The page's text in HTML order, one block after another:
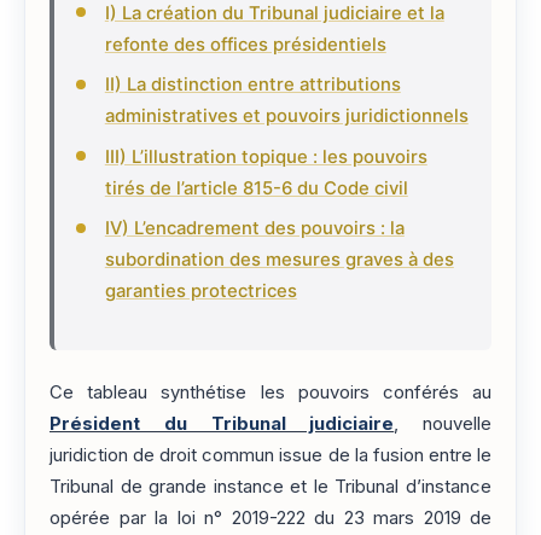
I) La création du Tribunal judiciaire et la
refonte des offices présidentiels
II) La distinction entre attributions
administratives et pouvoirs juridictionnels
III) L’illustration topique : les pouvoirs
tirés de l’article 815-6 du Code civil
IV) L’encadrement des pouvoirs : la
subordination des mesures graves à des
garanties protectrices
Ce tableau synthétise les pouvoirs conférés au
Président du Tribunal judiciaire, nouvelle
juridiction de droit commun issue de la fusion entre le
Tribunal de grande instance et le Tribunal d’instance
opérée par la loi n° 2019-222 du 23 mars 2019 de